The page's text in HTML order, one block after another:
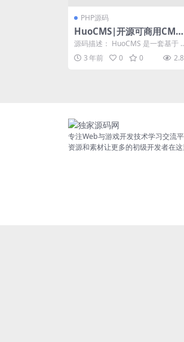
PHP源码
HuoCMS|开源可商用CMS
建站系统HuoCMS 2.0下载
(thinkphp内核)
源码描述： HuoCMS 是一套基于 T
hinkPhp6.0+Vue 开发的一套...
3 年前 0 0
专注Web与游戏开发技术学习交流
资源和素材让更多的初级开发者在